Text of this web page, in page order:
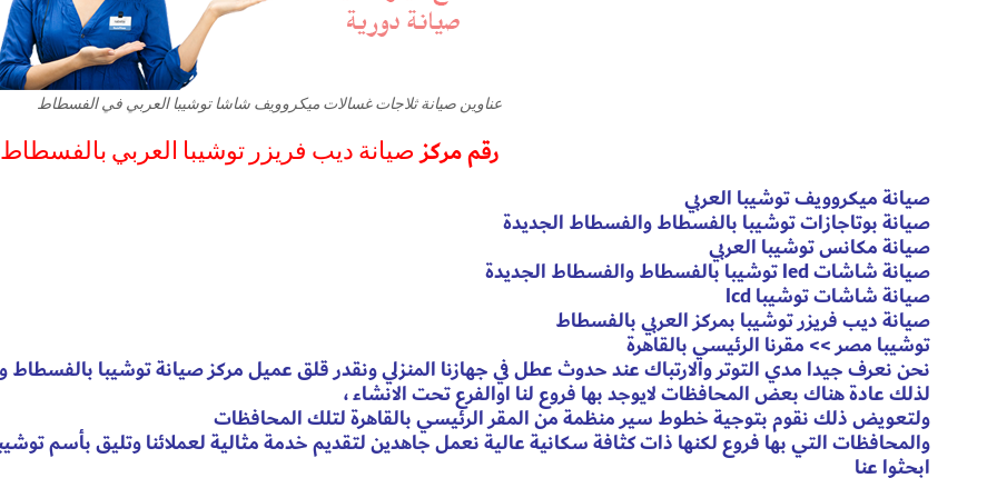
عناوين صيانة ثلاجات غسالات ميكروويف شاشا توشيبا العربي في الفسطاط
رقم مركزصيانة ديب فريزر توشيبا العربي بالفسطاط
صيانة ميكروويف توشيبا العربي
صيانة بوتاجازات توشيبا بالفسطاط والفسطاط الجديدة
صيانة مكانس توشيبا العربي
صيانة شاشات led توشيبا بالفسطاط والفسطاط الجديدة
صيانة شاشات توشيبا lcd
صيانة ديب فريزر توشيبا بمركز العربي بالفسطاط
توشيبا مصر >> مقرنا الرئيسي بالقاهرة
نحن نعرف جيدا مدي التوتر والارتباك عند حدوث عطل في جهازنا المنزلي ونقدر قلق عميل مركز صيانة توشيبا بالفسطاط
لذلك عادة هناك بعض المحافظات لايوجد بها فروع لنا اوالفرع تحت الانشاء ،
ولتعويض ذلك نقوم بتوجية خطوط سير منظمة من المقر الرئيسي بالقاهرة لتلك المحافظات
والمحافظات التي بها فروع لكنها ذات كثافة سكانية عالية نعمل جاهدين لتقديم خدمة مثالية لعملائنا وتليق بأسم
ابحثوا عنا